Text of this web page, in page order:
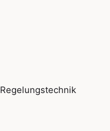
Regelungstechnik